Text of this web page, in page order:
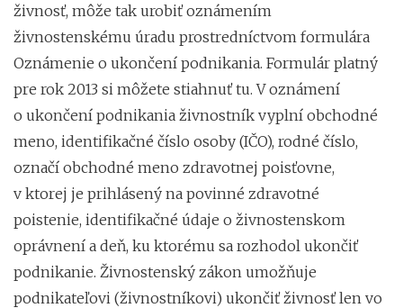
živnosť, môže tak urobiť oznámením
živnostenskému úradu prostredníctvom formulára
Oznámenie o ukončení podnikania. Formulár platný
pre rok 2013 si môžete stiahnuť tu. V oznámení
o ukončení podnikania živnostník vyplní obchodné
meno, identifikačné číslo osoby (IČO), rodné číslo,
označí obchodné meno zdravotnej poisťovne,
v ktorej je prihlásený na povinné zdravotné
poistenie, identifikačné údaje o živnostenskom
oprávnení a deň, ku ktorému sa rozhodol ukončiť
podnikanie. Živnostenský zákon umožňuje
podnikateľovi (živnostníkovi) ukončiť živnosť len vo